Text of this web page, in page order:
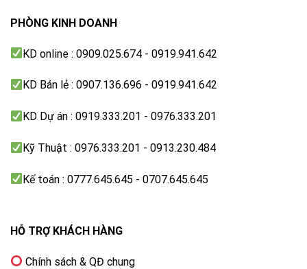
PHÒNG KINH DOANH
KD online : 0909.025.674 - 0919.941.642
KD Bán lẻ : 0907.136.696 - 0919.941.642
KD Dự án : 0919.333.201 - 0976.333.201
Kỹ Thuật : 0976.333.201 - 0913.230.484
Kế toán : 0777.645.645 - 0707.645.645
HỖ TRỢ KHÁCH HÀNG
Chính sách & QĐ chung